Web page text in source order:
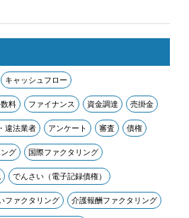
キャッシュフロー
料 ファイナンス 資金調達 売掛金
違法業者 アンケート 審査 債権
グ 国際ファクタリング
でんさい（電子記録債権）
ファクタリング 介護報酬ファクタリング